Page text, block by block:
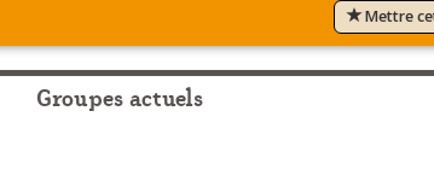
Mettre
Groupes actuels